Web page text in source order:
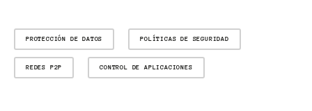
PROTECCIÓN DE DATOS POLÍTICAS DE SEGURIDAD
REDES P2P CONTROL DE APLICACIONES